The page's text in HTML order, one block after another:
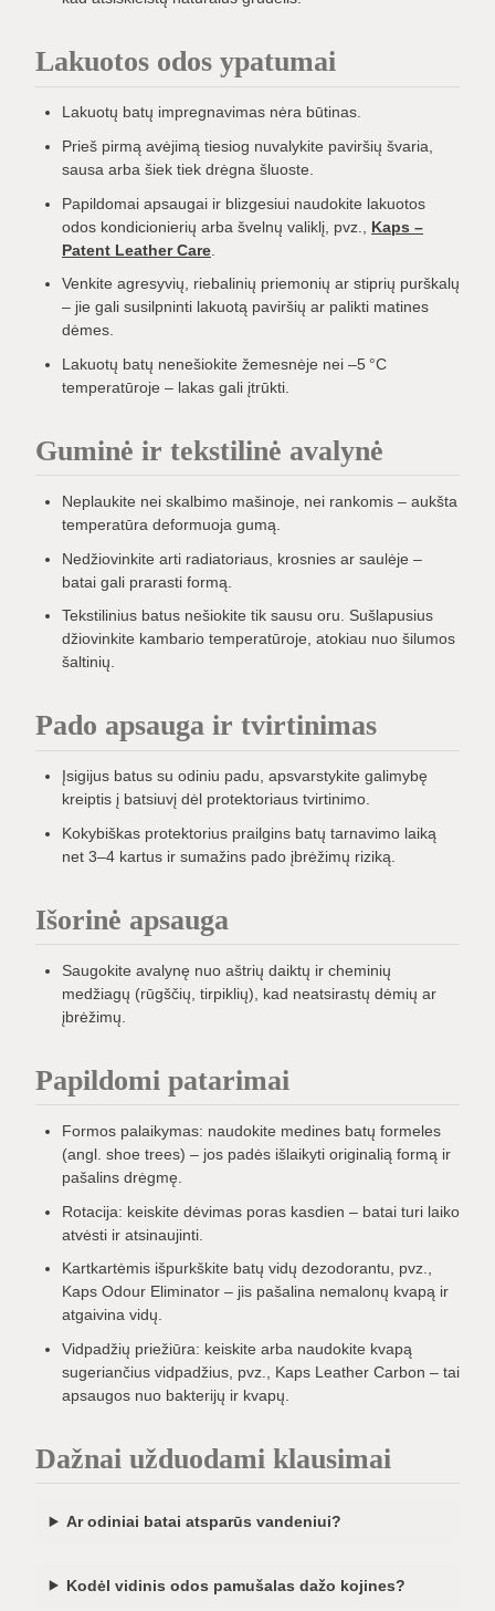
Lakuotos odos ypatumai
Lakuotų batų impregnavimas nėra būtinas.
Prieš pirmą avėjimą tiesiog nuvalykite paviršių švaria,
sausa arba šiek tiek drėgna šluoste.
Papildomai apsaugai ir blizgesiui naudokite lakuotos
odos kondicionierių arba švelnų valiklį, pvz., Kaps –
Patent Leather Care
Venkite agresyvių, riebalinių priemonių ar stiprių purškalų
– jie gali susilpninti lakuotą paviršių ar palikti matines
dėmes.
Lakuotų batų nenešiokite žemesnėje nei –5 °C
temperatūroje – lakas gali įtrūkti.
Guminė ir tekstilinė avalynė
Neplaukite nei skalbimo mašinoje, nei rankomis – aukšta
temperatūra deformuoja gumą.
Nedžiovinkite arti radiatoriaus, krosnies ar saulėje –
batai gali prarasti formą.
Tekstilinius batus nešiokite tik sausu oru. Sušlapusius
džiovinkite kambario temperatūroje, atokiau nuo šilumos
šaltinių.
Pado apsauga ir tvirtinimas
Įsigijus batus su odiniu padu, apsvarstykite galimybę
kreiptis į batsiuvį dėl protektoriaus tvirtinimo.
Kokybiškas protektorius prailgins batų tarnavimo laiką
net 3–4 kartus ir sumažins pado įbrėžimų riziką.
Išorinė apsauga
Saugokite avalynę nuo aštrių daiktų ir cheminių
medžiagų (rūgščių, tirpiklių), kad neatsirastų dėmių ar
įbrėžimų.
Papildomi patarimai
Formos palaikymas: naudokite medines batų formeles
(angl. shoe trees) – jos padės išlaikyti originalią formą ir
pašalins drėgmę.
Rotacija: keiskite dėvimas poras kasdien – batai turi laiko
atvėsti ir atsinaujinti.
Kartkartėmis išpurkškite batų vidų dezodorantu, pvz.,
Kaps Odour Eliminator – jis pašalina nemalonų kvapą ir
atgaivina vidų.
Vidpadžių priežiūra: keiskite arba naudokite kvapą
sugeriančius vidpadžius, pvz., Kaps Leather Carbon – tai
apsaugos nuo bakterijų ir kvapų.
Dažnai užduodami klausimai
Ar odiniai batai atsparūs vandeniui?
Kodėl vidinis odos pamušalas dažo kojines?